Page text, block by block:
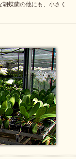
蝶蘭の他にも、小さく